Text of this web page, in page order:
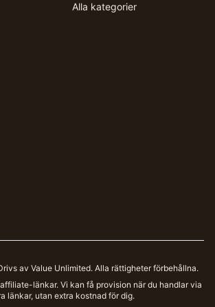
Alla kategorier
av Value Unlimited. Alla rättigheter förbehållna.
länkar. Vi kan få provision när du handlar via
länkar, utan extra kostnad för dig.